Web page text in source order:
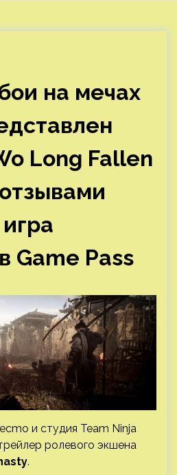
на мечах
Long Fallen
Game Pass
и студия Team Ninja
ролевого экшена
.